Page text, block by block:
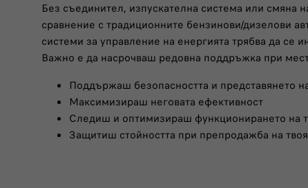
Без съединител, изпускателна система или смяна
сравнение с традиционните бензинови/дизелови
системи за управление на енергията трябва да се
Важно е да насрочваш редовна поддръжка при
Поддържаш безопасността и представянето
Максимизираш неговата ефективност
Следиш и оптимизираш функционирането на
Защитиш стойността при препродажба на